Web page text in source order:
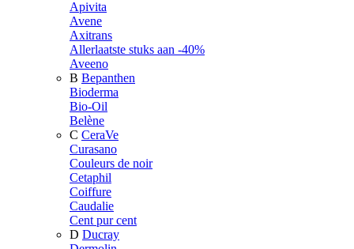
Apivita
Avene
Axitrans
Allerlaatste stuks aan -40%
Aveeno
B Bepanthen
Bioderma
Bio-Oil
Belène
C CeraVe
Curasano
Couleurs de noir
Cetaphil
Coiffure
Caudalie
Cent pur cent
D Ducray